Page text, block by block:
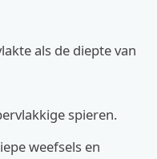
als de diepte van
spieren.
weefsels en